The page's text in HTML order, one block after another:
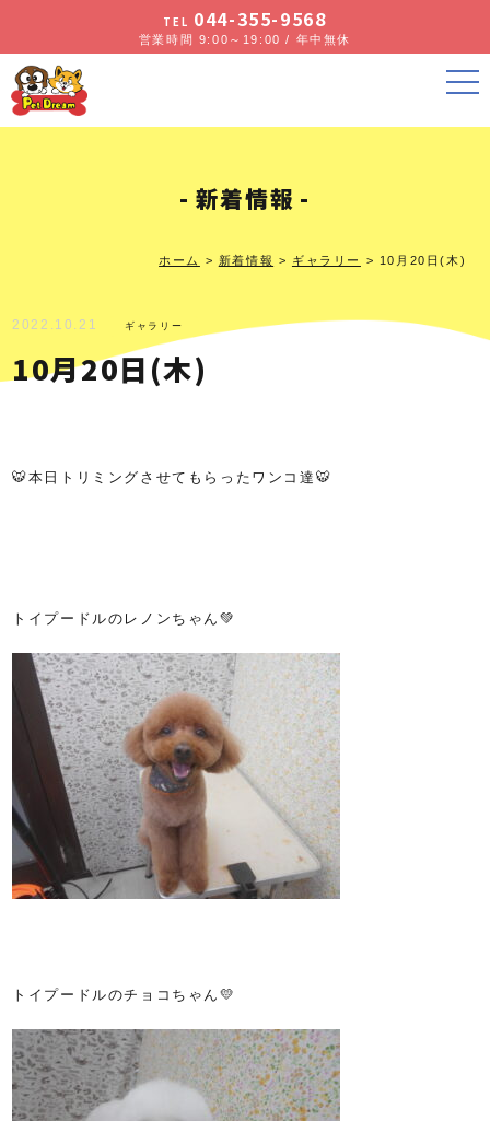
TEL 044-355-9568
営業時間 9:00～19:00 / 年中無休
新着情報
ホーム > 新着情報 > ギャラリー > 10月20日(木)
2022.10.21 ギャラリー
10月20日(木)
🐯本日トリミングさせてもらったワンコ達🐯
トイプードルのレノンちゃん💚
トイプードルのチョコちゃん💛